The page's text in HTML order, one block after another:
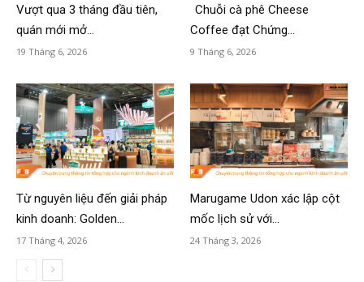
Vượt qua 3 tháng đầu tiên,
quán mới mở...
19 Tháng 6, 2026
Chuỗi cà phê Cheese
Coffee đạt Chứng...
9 Tháng 6, 2026
Từ nguyên liệu đến giải pháp
kinh doanh: Golden...
17 Tháng 4, 2026
Marugame Udon xác lập cột
mốc lịch sử với...
24 Tháng 3, 2026